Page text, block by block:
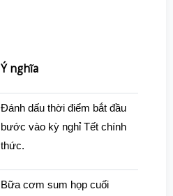
Ý nghĩa
Đánh dấu thời điểm bắt đầu
bước vào kỳ nghỉ Tết chính
thức.
Bữa cơm sum họp cuối